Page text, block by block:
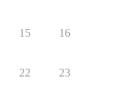
15 16
22 23